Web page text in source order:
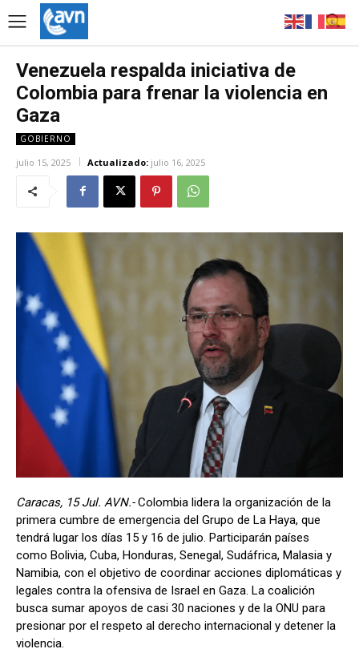
Venezuela respalda iniciativa de
Colombia para frenar la violencia en
Gaza
GOBIERNO
julio 15, 2025 Actualizado: julio 16, 2025
Caracas, 15 Jul. AVN.-Colombia lidera la organización de la
primera cumbre de emergencia del Grupo de La Haya, que
tendrá lugar los días 15 y 16 de julio. Participarán países
como Bolivia, Cuba, Honduras, Senegal, Sudáfrica, Malasia y
Namibia, con el objetivo de coordinar acciones diplomáticas y
legales contra la ofensiva de Israel en Gaza. La coalición
busca sumar apoyos de casi 30 naciones y de la ONU para
presionar por el respeto al derecho internacional y detener la
violencia.